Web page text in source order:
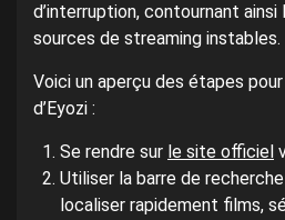
d’interruption, contournant
sources de streaming instables.
Voici un aperçu des étapes
d’Eyozi :
Se rendre sur le site officiel
Utiliser la barre de
localiser rapidement films,